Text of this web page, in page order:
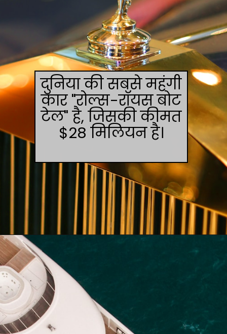
दुनिया की सबसे महंगी
कार "रोल्स-रॉयस बोट
टेल" है, जिसकी कीमत
$28 मिलियन है।